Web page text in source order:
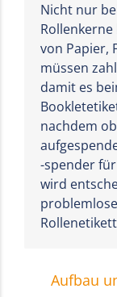
Nicht nur
von Papier,
müssen
damit es
nachdem
-spender
wird
Aufbau